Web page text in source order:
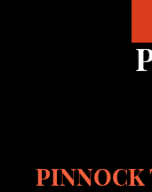
PINNOCK